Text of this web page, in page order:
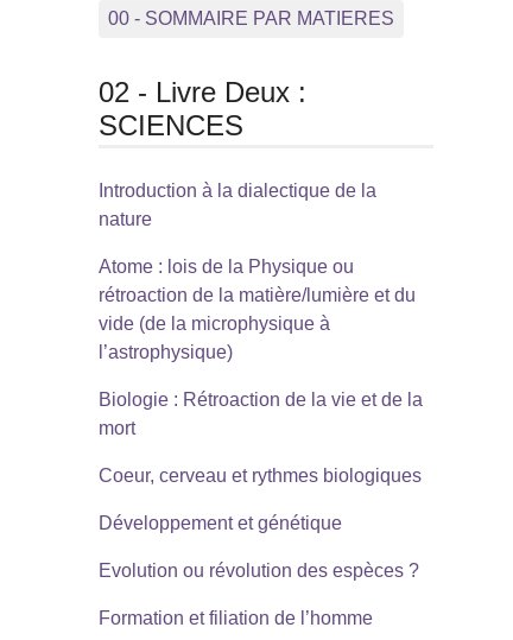
00 - SOMMAIRE PAR MATIERES
02 - Livre Deux :
SCIENCES
Introduction à la dialectique de la
nature
Atome : lois de la Physique ou
rétroaction de la matière/lumière et du
vide (de la microphysique à
l’astrophysique)
Biologie : Rétroaction de la vie et de la
mort
Coeur, cerveau et rythmes biologiques
Développement et génétique
Evolution ou révolution des espèces ?
Formation et filiation de l’homme